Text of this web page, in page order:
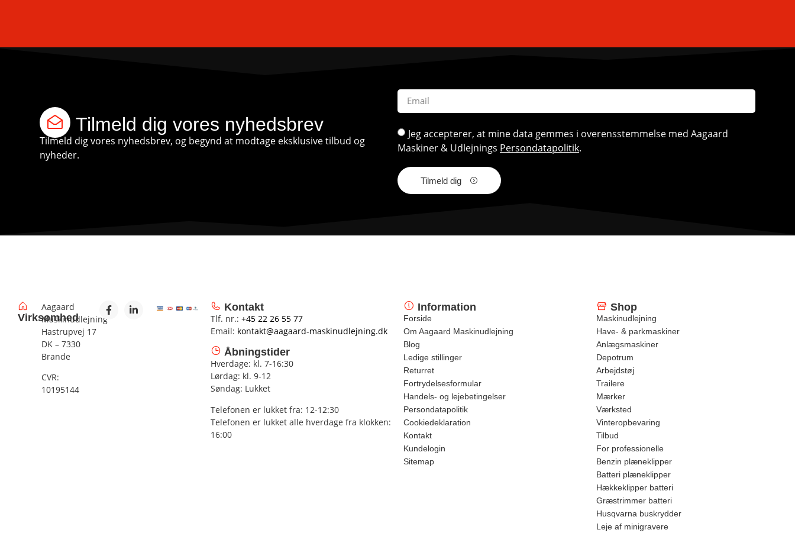
Tilmeld dig vores nyhedsbrev
Tilmeld dig vores nyhedsbrev, og begynd at modtage eksklusive tilbud og
nyheder.
Jeg accepterer, at mine data gemmes i overensstemmelse med Aagaard
Maskiner & Udlejnings Persondatapolitik.
Tilmeld dig
Virksomhed
Aagaard
Maskinudlejning
Hastrupvej 17
DK – 7330
Brande
CVR:
10195144
Kontakt
Tlf. nr.: +45 22 26 55 77
Email: kontakt@aagaard-maskinudlejning.dk
Åbningstider
Hverdage: kl. 7-16:30
Lørdag: kl. 9-12
Søndag: Lukket
Telefonen er lukket fra: 12-12:30
Telefonen er lukket alle hverdage fra klokken:
16:00
Information
Forside
Om Aagaard Maskinudlejning
Blog
Ledige stillinger
Returret
Fortrydelsesformular
Handels- og lejebetingelser
Persondatapolitik
Cookiedeklaration
Kontakt
Kundelogin
Sitemap
Shop
Maskinudlejning
Have- & parkmaskiner
Anlægsmaskiner
Depotrum
Arbejdstøj
Trailere
Mærker
Værksted
Vinteropbevaring
Tilbud
For professionelle
Benzin plæneklipper
Batteri plæneklipper
Hækkeklipper batteri
Græstrimmer batteri
Husqvarna buskrydder
Leje af minigravere